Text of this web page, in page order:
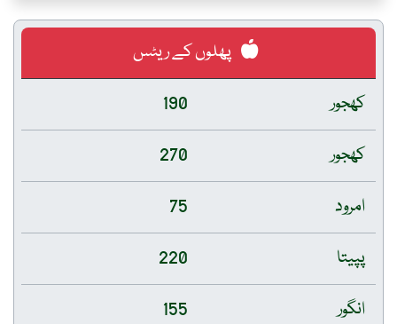
پھلوں کے ریٹس
کھجور
190
کھجور
270
امرود
75
پپیتا
220
انگور
155